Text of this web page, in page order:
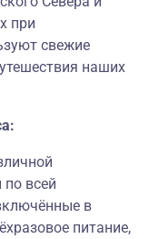
при
свежие
наших
всей
в
питание,